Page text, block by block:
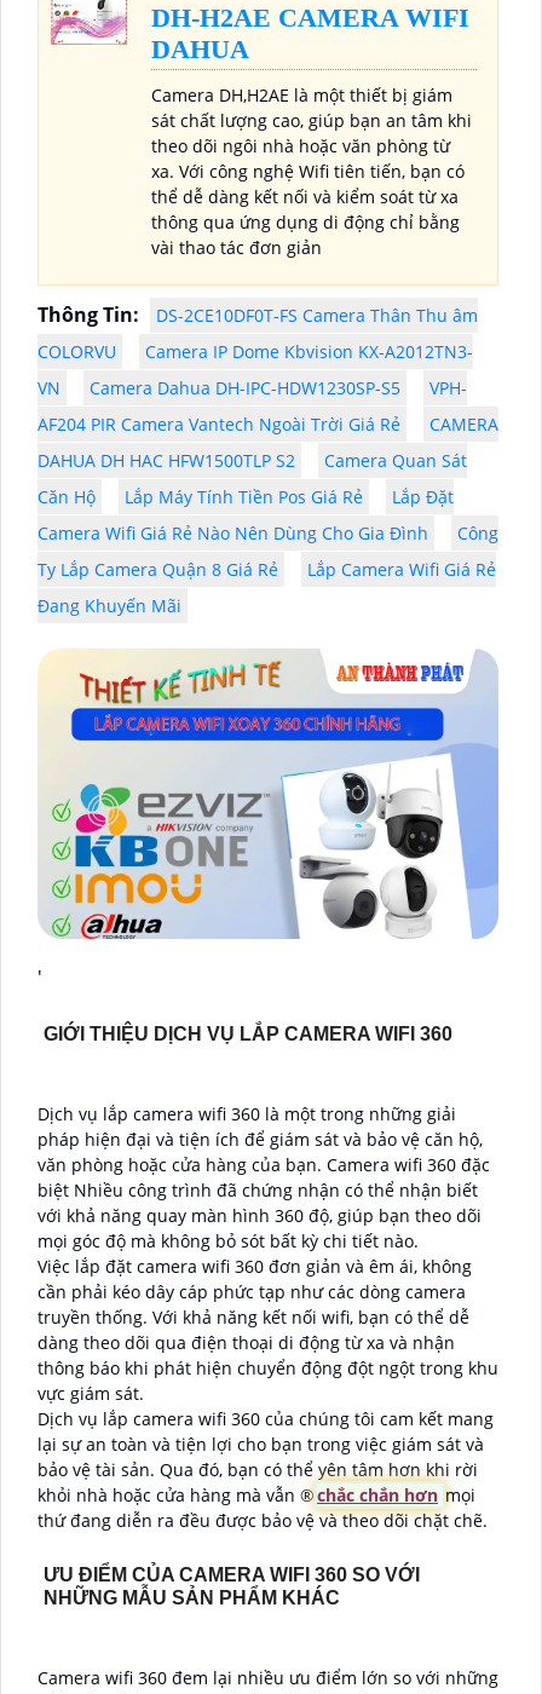
DH-H2AE CAMERA WIFI
DAHUA
Camera DH,H2AE là một thiết bị giám
sát chất lượng cao, giúp bạn an tâm khi
theo dõi ngôi nhà hoặc văn phòng từ
xa. Với công nghệ Wifi tiên tiến, bạn có
thể dễ dàng kết nối và kiểm soát từ xa
thông qua ứng dụng di động chỉ bằng
vài thao tác đơn giản
Thông Tin:
DS-2CE10DF0T-FS Camera Thân Thu âm
COLORVU
Camera IP Dome Kbvision KX-A2012TN3-
VN
Camera Dahua DH-IPC-HDW1230SP-S5
VPH-
AF204 PIR Camera Vantech Ngoài Trời Giá Rẻ
CAMERA
DAHUA DH HAC HFW1500TLP S2
Camera Quan Sát
Căn Hộ
Lắp Máy Tính Tiền Pos Giá Rẻ
Lắp Đặt
Camera Wifi Giá Rẻ Nào Nên Dùng Cho Gia Đình
Công
Ty Lắp Camera Quận 8 Giá Rẻ
Lắp Camera Wifi Giá Rẻ
Đang Khuyến Mãi
'
GIỚI THIỆU DỊCH VỤ LẮP CAMERA WIFI 360
Dịch vụ lắp camera wifi 360 là một trong những giải
pháp hiện đại và tiện ích để giám sát và bảo vệ căn hộ,
văn phòng hoặc cửa hàng của bạn. Camera wifi 360 đặc
biệt Nhiều công trình đã chứng nhận có thể nhận biết
với khả năng quay màn hình 360 độ, giúp bạn theo dõi
mọi góc độ mà không bỏ sót bất kỳ chi tiết nào.
Việc lắp đặt camera wifi 360 đơn giản và êm ái, không
cần phải kéo dây cáp phức tạp như các dòng camera
truyền thống. Với khả năng kết nối wifi, bạn có thể dễ
dàng theo dõi qua điện thoại di động từ xa và nhận
thông báo khi phát hiện chuyển động đột ngột trong khu
vực giám sát.
Dịch vụ lắp camera wifi 360 của chúng tôi cam kết mang
lại sự an toàn và tiện lợi cho bạn trong việc giám sát và
bảo vệ tài sản. Qua đó, bạn có thể yên tâm hơn khi rời
khỏi nhà hoặc cửa hàng mà vẫn ®️chắc chắn hơn mọi
thứ đang diễn ra đều được bảo vệ và theo dõi chặt chẽ.
ƯU ĐIỂM CỦA CAMERA WIFI 360 SO VỚI
NHỮNG MẪU SẢN PHẨM KHÁC
Camera wifi 360 đem lại nhiều ưu điểm lớn so với những